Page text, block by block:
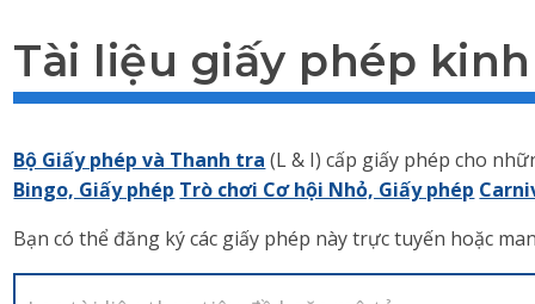
Tài liệu giấy phép
Bộ Giấy phép và Thanh tra (L & I) cấp giấy phép cho
Bingo, Giấy phép Trò chơi Cơ hội Nhỏ, Giấy phép
Bạn có thể đăng ký các giấy phép này trực tuyến hoặc